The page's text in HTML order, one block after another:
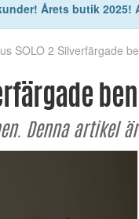
Årets butik
SOLO 2 Silverfärgade
ben
Denna artikel